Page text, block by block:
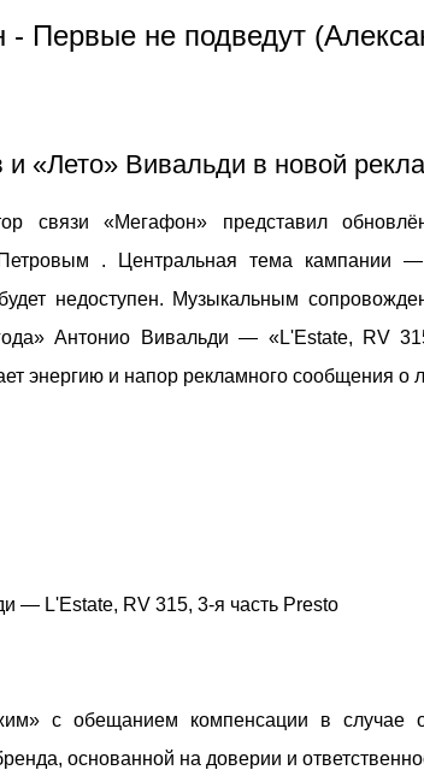
Первые не подведут
«Лето» Вивальди в новой
связи «Мегафон» представил
. Центральная тема кампании —
недоступен. Музыкальным
Антонио Вивальди — «L'Estate, RV
энергию и напор рекламного сообщения о
— L'Estate, RV 315, 3-я часть Presto
с обещанием компенсации в случае
основанной на доверии и